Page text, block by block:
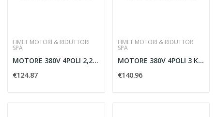
FIMET MOTORI & RIDUTTORI
SPA
MOTORE 380V 4POLI 2,2 KW B3
€124.87
FIMET MOTORI & RIDUTTORI
SPA
MOTORE 380V 4POLI 3 KW B3
€140.96